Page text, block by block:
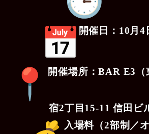
開催日：10月4
開催場所：BAR E3（
宿2丁目15-11 信田ビ
入場料（2部制／